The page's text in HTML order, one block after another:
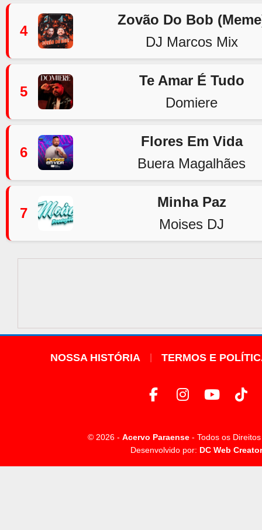
4
Zovão Do Bob
DJ Marcos Mix
5
Te Amar É Tudo
Domiere
6
Flores Em Vida
Buera Magalhães
7
Minha Paz
Moises DJ
NOSSA HISTÓRIA TERMOS E
© 2026 - Acervo Paraense - Todos os
Desenvolvido por: DC Web